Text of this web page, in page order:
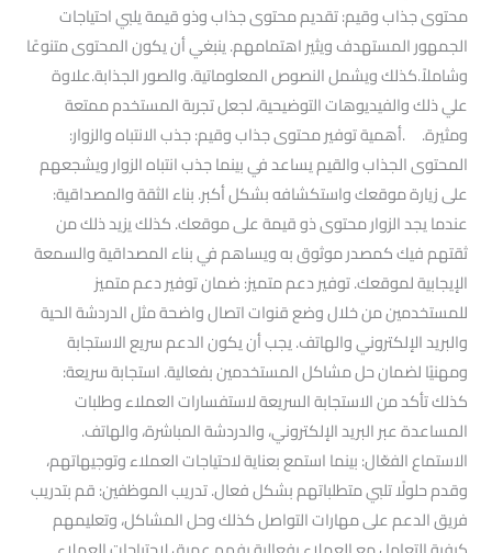
محتوى جذاب وقيم: تقديم محتوى جذاب وذو قيمة يلبي احتياجات
الجمهور المستهدف ويثير اهتمامهم. ينبغي أن يكون المحتوى متنوعًا
وشاملاً.كذلك ويشمل النصوص المعلوماتية. والصور الجذابة.علاوة
علي ذلك والفيديوهات التوضيحية، لجعل تجربة المستخدم ممتعة
ومثيرة. .أهمية توفير محتوى جذاب وقيم: جذب الانتباه والزوار:
المحتوى الجذاب والقيم يساعد في بينما جذب انتباه الزوار ويشجعهم
على زيارة موقعك واستكشافه بشكل أكبر. بناء الثقة والمصداقية:
عندما يجد الزوار محتوى ذو قيمة على موقعك. كذلك يزيد ذلك من
ثقتهم فيك كمصدر موثوق به ويساهم في بناء المصداقية والسمعة
الإيجابية لموقعك. توفير دعم متميز: ضمان توفير دعم متميز
للمستخدمين من خلال وضع قنوات اتصال واضحة مثل الدردشة الحية
والبريد الإلكتروني والهاتف. يجب أن يكون الدعم سريع الاستجابة
ومهنيًا لضمان حل مشاكل المستخدمين بفعالية. استجابة سريعة:
كذلك تأكد من الاستجابة السريعة لاستفسارات العملاء وطلبات
المساعدة عبر البريد الإلكتروني، والدردشة المباشرة، والهاتف.
الاستماع الفعّال: بينما استمع بعناية لاحتياجات العملاء وتوجيهاتهم،
وقدم حلولًا تلبي متطلباتهم بشكل فعال. تدريب الموظفين: قم بتدريب
فريق الدعم على مهارات التواصل كذلك وحل المشاكل، وتعليمهم